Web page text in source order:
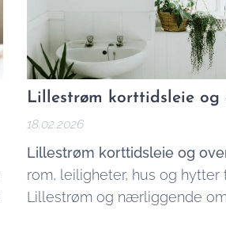
Lillestrøm korttidsleie
18.02.2026
Lillestrøm korttidsleie og
rom, leiligheter, hus og hytter
Lillestrøm og nærliggende